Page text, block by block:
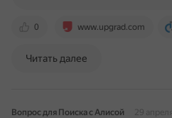
0 www.upgrad.com
Читать далее
Вопрос для Поиска с Алисой
29 апреля